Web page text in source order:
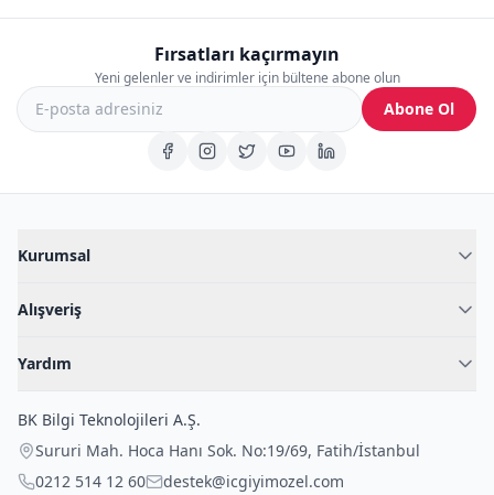
Fırsatları kaçırmayın
Yeni gelenler ve indirimler için bültene abone olun
Abone Ol
Kurumsal
Blog
İç Giyim Rehberi
Alışveriş
Fantazi İç Giyim
Çocuk İç Giyim
Outlet Fırsatları
Yardım
İade Politikası
BK Bilgi Teknolojileri A.Ş.
Sururi Mah. Hoca Hanı Sok. No:19/69, Fatih/İstanbul
0212 514 12 60
destek@icgiyimozel.com